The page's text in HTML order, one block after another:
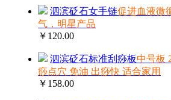
泗滨砭石女手链促进血液微
气，明星产品
￥120.00
泗滨砭石标准刮痧板中号板
痧点穴 免油 出痧快 适合家用
￥158.00